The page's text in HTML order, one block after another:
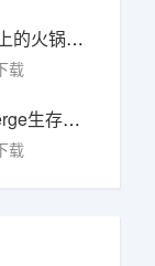
幸福路上的火锅店官方版 v5.3.5安卓版
载
求生merge生存之地手机版 v1.48.0安卓版
载